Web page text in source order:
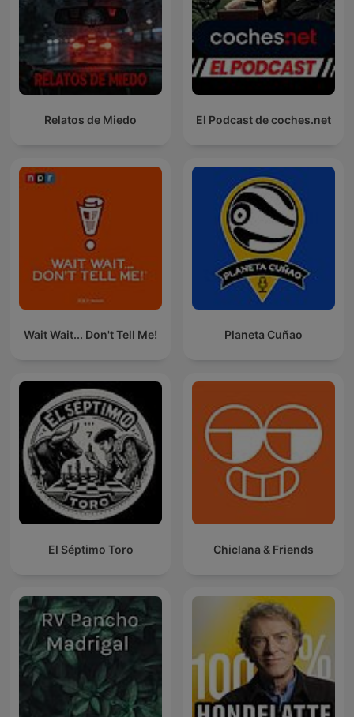
Relatos de Miedo El Podcast de coches.net
Wait Wait... Don't Tell Me! Planeta Cuñao
El Séptimo Toro Chiclana & Friends